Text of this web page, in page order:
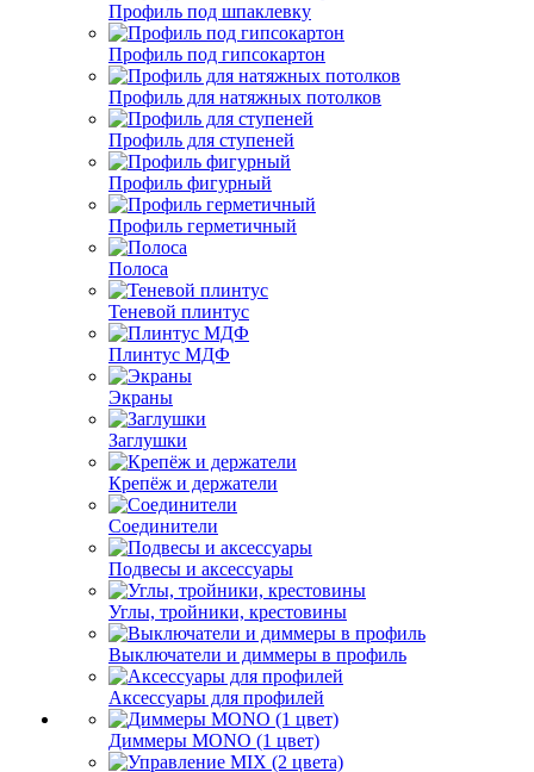
Профиль под шпаклевку
Профиль под гипсокартон
Профиль для натяжных потолков
Профиль для ступеней
Профиль фигурный
Профиль герметичный
Полоса
Теневой плинтус
Плинтус МДФ
Экраны
Заглушки
Крепёж и держатели
Соединители
Подвесы и аксессуары
Углы, тройники, крестовины
Выключатели и диммеры в профиль
Аксессуары для профилей
Диммеры MONO (1 цвет)